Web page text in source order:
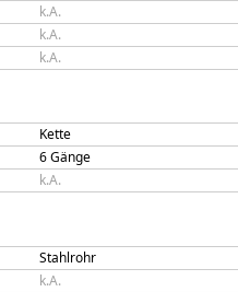
k.A.
k.A.
k.A.
Kette
6 Gänge
k.A.
Stahlrohr
k.A.